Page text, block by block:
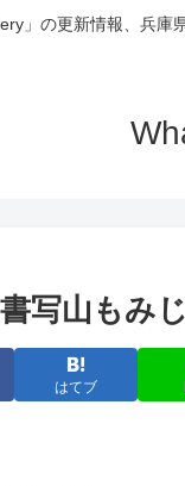
」の更新情報、兵
写山もみ
はてブ